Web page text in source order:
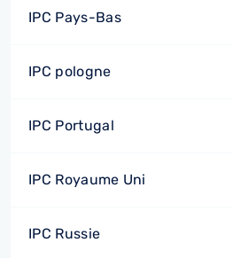
IPC Pays-Bas
IPC pologne
IPC Portugal
IPC Royaume Uni
IPC Russie